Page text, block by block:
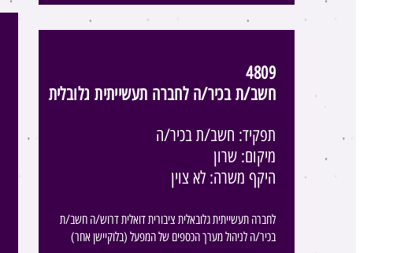
4809
חשב/ת בכיר/ה לחברה תעשייתית גלובלית
תפקיד: חשב/ת בכיר/ה
מיקום: שרון
היקף משרה: לא צוין
לחברה תעשייתית גלובאלית ציבורית דואלית דרוש/ה חשב/ת
בכיר/ה לניהול מערך הכספים של המפעל (בלוקיישן אחר)